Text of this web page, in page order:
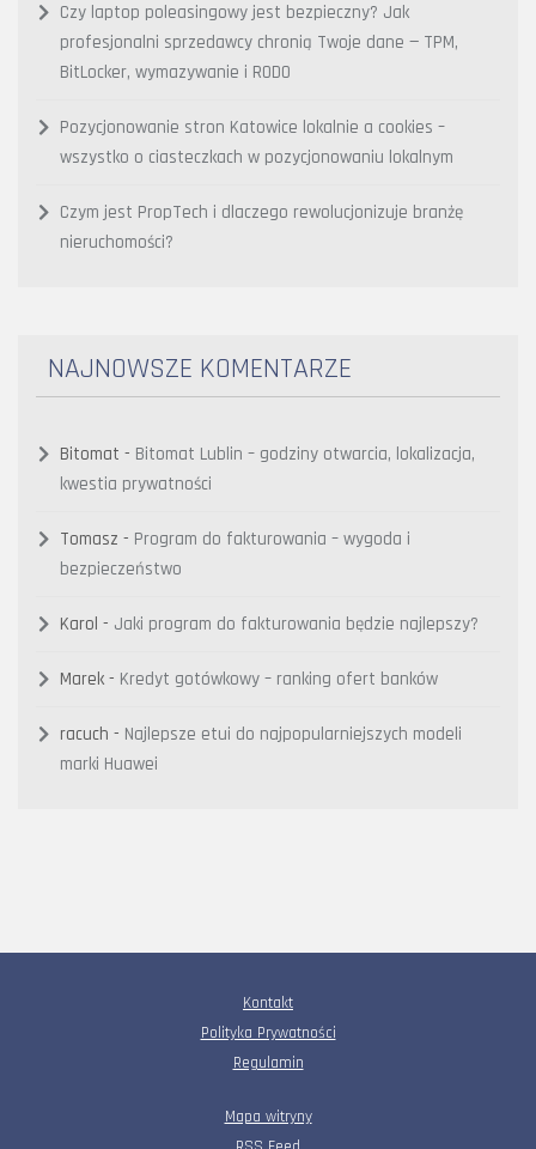
Czy laptop poleasingowy jest bezpieczny? Jak
profesjonalni sprzedawcy chronią Twoje dane — TPM,
BitLocker, wymazywanie i RODO
Pozycjonowanie stron Katowice lokalnie a cookies –
wszystko o ciasteczkach w pozycjonowaniu lokalnym
Czym jest PropTech i dlaczego rewolucjonizuje branżę
nieruchomości?
NAJNOWSZE KOMENTARZE
Bitomat - Bitomat Lublin – godziny otwarcia, lokalizacja,
kwestia prywatności
Tomasz - Program do fakturowania – wygoda i
bezpieczeństwo
Karol - Jaki program do fakturowania będzie najlepszy?
Marek - Kredyt gotówkowy – ranking ofert banków
racuch - Najlepsze etui do najpopularniejszych modeli
marki Huawei
Kontakt
Polityka Prywatności
Regulamin
Mapa witryny